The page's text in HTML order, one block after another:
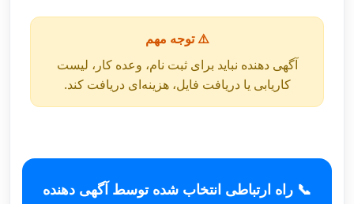
⚠️ توجه مهم
آگهی دهنده نباید برای ثبت نام، وعده کار، لیست
کاریابی یا دریافت فایل، هزینه‌ای دریافت کند.
📞 راه ارتباطی انتخاب شده توسط آگهی دهنده